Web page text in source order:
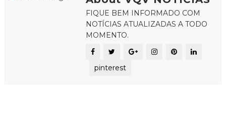
FIQUE BEM INFORMADO COM
NOTÍCIAS ATUALIZADAS A TODO
MOMENTO.
pinterest